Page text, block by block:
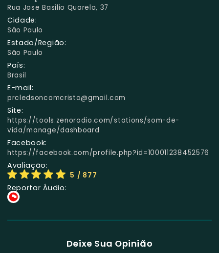
Rua Jose Basilio Quarelo, 37
Cidade:
São Paulo
Estado/Região:
São Paulo
País:
Brasil
E-mail:
prcledsoncomcristo@gmail.com
Site:
https://tools.zenoradio.com/stations/som-de-
vida/manage/dashboard
Facebook:
https://facebook.com/profile.php?id=100011238452576
Avaliação:
5 / 877
Reportar Áudio:
Deixe Sua Opinião